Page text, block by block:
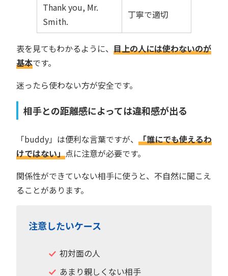
Thank you, Mr.
Smith.
丁寧で適切
表を見てもわかるように、 目上の人には使わないのが
基本です。
迷ったら使わない方が安全です。
相手との距離感によっては違和感が出る
「buddy」は便利な言葉ですが、 「誰にでも使えるわ
けではない」点に注意が必要です。
関係性ができていない相手に使うと、不自然に聞こえ
ることがあります。
注意したいケース
初対面の人
あまり親しくない相手